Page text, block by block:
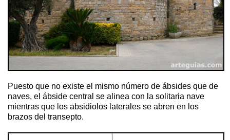
Puesto que no existe el mismo número de ábsides que de
naves, el ábside central se alinea con la solitaria nave
mientras que los absidiolos laterales se abren en los
brazos del transepto.